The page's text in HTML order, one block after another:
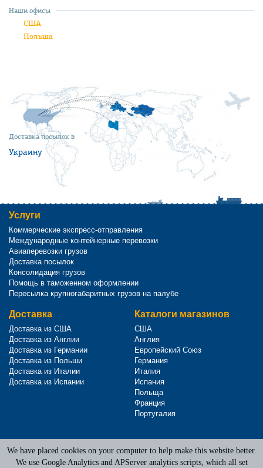
Доставка посылок в
Украину
Наши офисы
США
Польша
Услуги
Коммерческие экспресс-отправления
Международные контейнерные перевозки
Авиаперевозки грузов
Доставка посылок
Консолидация грузов
Помощь в таможенном оформлении
Пересылка крупногабаритных грузов на палубе
Доставка
Доставка из США
Доставка из Англии
Доставка из Германии
Доставка из Польши
Доставка из Италии
Доставка из Испании
Каталоги магазинов
США
Англия
Европейский Союз
Германия
Италия
Испания
Польща
Франция
Португалия
Terms of Service Privacy Policy
We have placed cookies on your computer to help make this website better.
We use Google Analytics and APServer analytics scripts, which all set